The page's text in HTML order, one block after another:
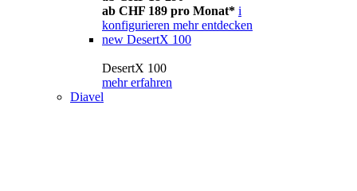
ab CHF 189 pro Monat* i
konfigurieren mehr entdecken
new DesertX 100
DesertX 100
mehr erfahren
Diavel